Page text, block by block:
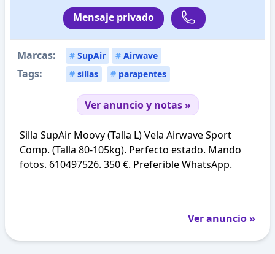
Mensaje privado
Marcas: # SupAir # Airwave
Tags: # sillas # parapentes
Ver anuncio y notas »
Silla SupAir Moovy (Talla L) Vela Airwave Sport
Comp. (Talla 80-105kg). Perfecto estado. Mando
fotos. 610497526. 350 €. Preferible WhatsApp.
Ver anuncio »